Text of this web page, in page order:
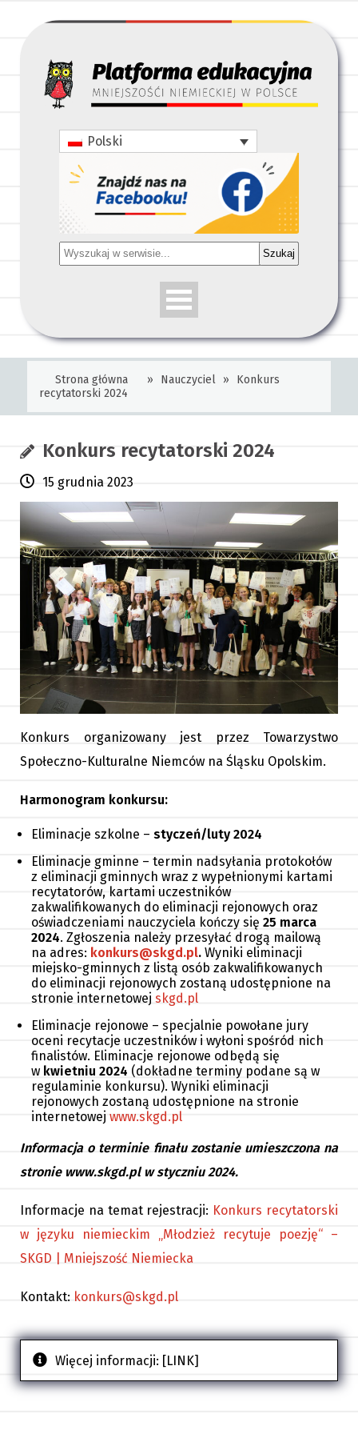
Polski
Szukaj
Strona główna » Nauczyciel »
Konkurs
recytatorski 2024
Konkurs recytatorski 2024
15 grudnia 2023
Konkurs organizowany jest przez Towarzystwo
Społeczno-Kulturalne Niemców na Śląsku Opolskim.
Harmonogram konkursu:
Eliminacje szkolne – styczeń/luty 2024
Eliminacje gminne – termin nadsyłania protokołów
z eliminacji gminnych wraz z wypełnionymi kartami
recytatorów, kartami uczestników
zakwalifikowanych do eliminacji rejonowych oraz
oświadczeniami nauczyciela kończy się 25 marca
2024. Zgłoszenia należy przesyłać drogą mailową
na adres: konkurs@skgd.pl. Wyniki eliminacji
miejsko-gminnych z listą osób zakwalifikowanych
do eliminacji rejonowych zostaną udostępnione na
stronie internetowej skgd.pl
Eliminacje rejonowe – specjalnie powołane jury
oceni recytacje uczestników i wyłoni spośród nich
finalistów. Eliminacje rejonowe odbędą się
w kwietniu 2024 (dokładne terminy podane są w
regulaminie konkursu). Wyniki eliminacji
rejonowych zostaną udostępnione na stronie
internetowej www.skgd.pl
Informacja o terminie finału zostanie umieszczona na
stronie www.skgd.pl w styczniu 2024.
Informacje na temat rejestracji: Konkurs recytatorski
w języku niemieckim „Młodzież recytuje poezję“ –
SKGD | Mniejszość Niemiecka
Kontakt: konkurs@skgd.pl
Więcej informacji: [LINK]